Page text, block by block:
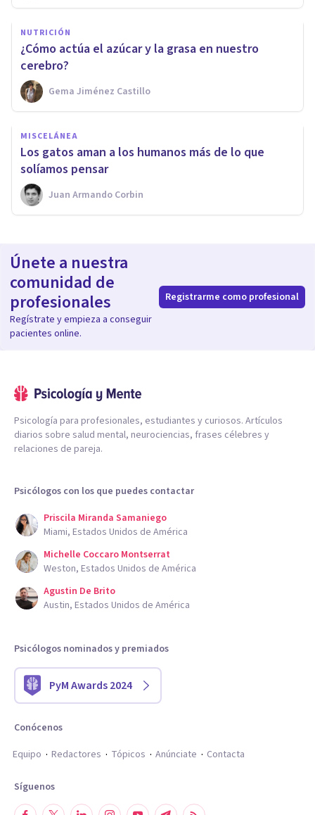
NUTRICIÓN
¿Cómo actúa el azúcar y la grasa en nuestro
cerebro?
Gema Jiménez Castillo
MISCELÁNEA
Los gatos aman a los humanos más de lo que
solíamos pensar
Juan Armando Corbin
Únete a nuestra
comunidad de
profesionales
Regístrate y empieza a conseguir
pacientes online.
Registrarme como profesional
Psicología para profesionales, estudiantes y curiosos. Artículos
diarios sobre salud mental, neurociencias, frases célebres y
relaciones de pareja.
Psicólogos con los que puedes contactar
Priscila Miranda Samaniego
Miami, Estados Unidos de América
Michelle Coccaro Montserrat
Weston, Estados Unidos de América
Agustin De Brito
Austin, Estados Unidos de América
Psicólogos nominados y premiados
PyM Awards 2024
Conócenos
Equipo
Redactores Tópicos Anúnciate Contacta
Síguenos